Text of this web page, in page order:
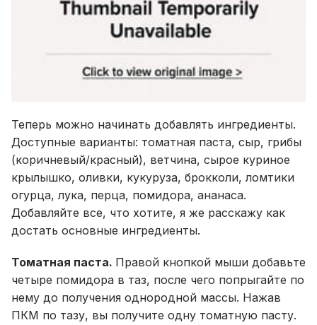
Теперь можно начинать добавлять ингредиенты.
Доступные варианты: томатная паста, сыр, грибы
(коричневый/красный), ветчина, сырое куриное
крылышко, оливки, кукуруза, брокколи, ломтики
огурца, лука, перца, помидора, ананаса.
Добавляйте все, что хотите, я же расскажу как
достать основные ингредиенты.
Томатная паста. Правой кнопкой мыши добавьте
четыре помидора в таз, после чего попрыгайте по
нему до получения однородной массы. Нажав
ПКМ по тазу, вы получите одну томатную пасту.